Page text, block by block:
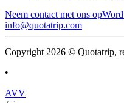
Neem contact met ons op
info@quotatrip.com
Copyright 2026 © Quotatrip,
•
AVV